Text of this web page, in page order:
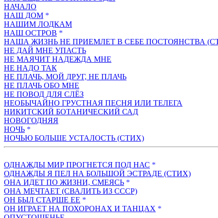
НАЧАЛО
НАШ ДОМ *
НАШИМ ЛОДКАМ
НАШ ОСТРОВ *
НАША ЖИЗНЬ НЕ ПРИЕМЛЕТ В СЕБЕ ПОСТОЯНСТВА
НЕ ДАЙ МНЕ УПАСТЬ
НЕ МАЯЧИТ НАДЕЖДА МНЕ
НЕ НАДО ТАК
НЕ ПЛАЧЬ, МОЙ ДРУГ, НЕ ПЛАЧЬ
НЕ ПЛАЧЬ ОБО МНЕ
НЕ ПОВОД ДЛЯ СЛЁЗ
НЕОБЫЧАЙНО ГРУСТНАЯ ПЕСНЯ ИЛИ ТЕЛЕГА
НИКИТСКИЙ БОТАНИЧЕСКИЙ САД
НОВОГОДНЯЯ
НОЧЬ *
НОЧЬЮ БОЛЬШЕ УСТАЛОСТЬ (СТИХ)
ОДНАЖДЫ МИР ПРОГНЕТСЯ ПОД НАС *
ОДНАЖДЫ Я ПЕЛ НА БОЛЬШОЙ ЭСТРАДЕ (СТИХ)
ОНА ИДЕТ ПО ЖИЗНИ, СМЕЯСЬ *
ОНА МЕЧТАЕТ (СВАЛИТЬ ИЗ СССР)
ОН БЫЛ СТАРШЕ ЕЕ *
ОН ИГРАЕТ НА ПОХОРОНАХ И ТАНЦАХ *